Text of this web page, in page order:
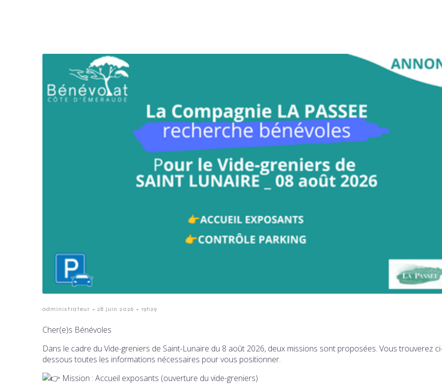
administrateur - 28 juin 2026 - 19h29
Cher(e)s Bénévoles
Dans le cadre du Vide-greniers de Saint-Lunaire du 8 août 2026, deux missions sont proposées. Vous trouverez
dessous toutes les informations nécessaires pour vous positionner.
Mission : Accueil exposants (ouverture du vide-greniers)